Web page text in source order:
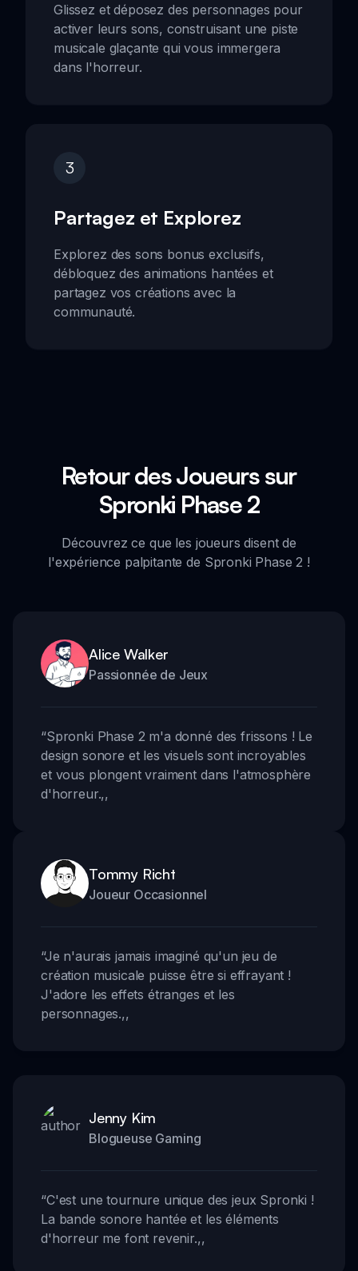
Glissez et déposez des personnages pour
activer leurs sons, construisant une piste
musicale glaçante qui vous immergera
dans l'horreur.
3
Partagez et Explorez
Explorez des sons bonus exclusifs,
débloquez des animations hantées et
partagez vos créations avec la
communauté.
Retour des Joueurs sur
Spronki Phase 2
Découvrez ce que les joueurs disent de
l'expérience palpitante de Spronki Phase 2 !
Alice Walker
Passionnée de Jeux
“Spronki Phase 2 m'a donné des frissons ! Le
design sonore et les visuels sont incroyables
et vous plongent vraiment dans l'atmosphère
d'horreur.,,
Tommy Richt
Joueur Occasionnel
“Je n'aurais jamais imaginé qu'un jeu de
création musicale puisse être si effrayant !
J'adore les effets étranges et les
personnages.,,
Jenny Kim
Blogueuse Gaming
“C'est une tournure unique des jeux Spronki !
La bande sonore hantée et les éléments
d'horreur me font revenir.,,